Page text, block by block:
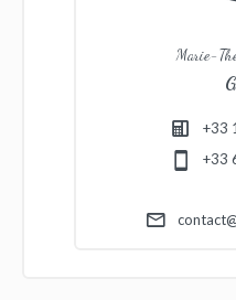
Marie-
+33
+33